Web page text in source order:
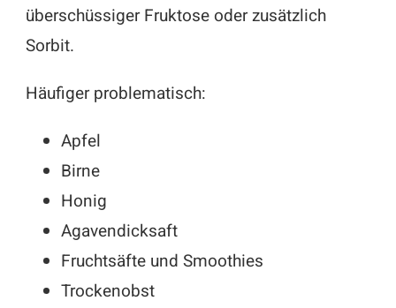
überschüssiger Fruktose oder zusätzlich
Sorbit.
Häufiger problematisch:
Apfel
Birne
Honig
Agavendicksaft
Fruchtsäfte und Smoothies
Trockenobst